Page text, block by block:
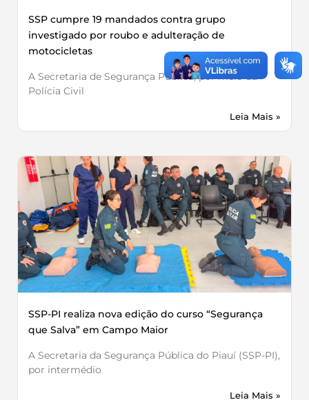
SSP cumpre 19 mandados contra grupo
investigado por roubo e adulteração de
motocicletas
A Secretaria de Segurança Pública, por meio da
Polícia Civil
Leia Mais »
SSP-PI realiza nova edição do curso “Segurança
que Salva” em Campo Maior
A Secretaria da Segurança Pública do Piauí (SSP-PI),
por intermédio
Leia Mais »